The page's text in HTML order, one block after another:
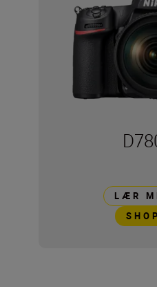
LÆR
SHOP